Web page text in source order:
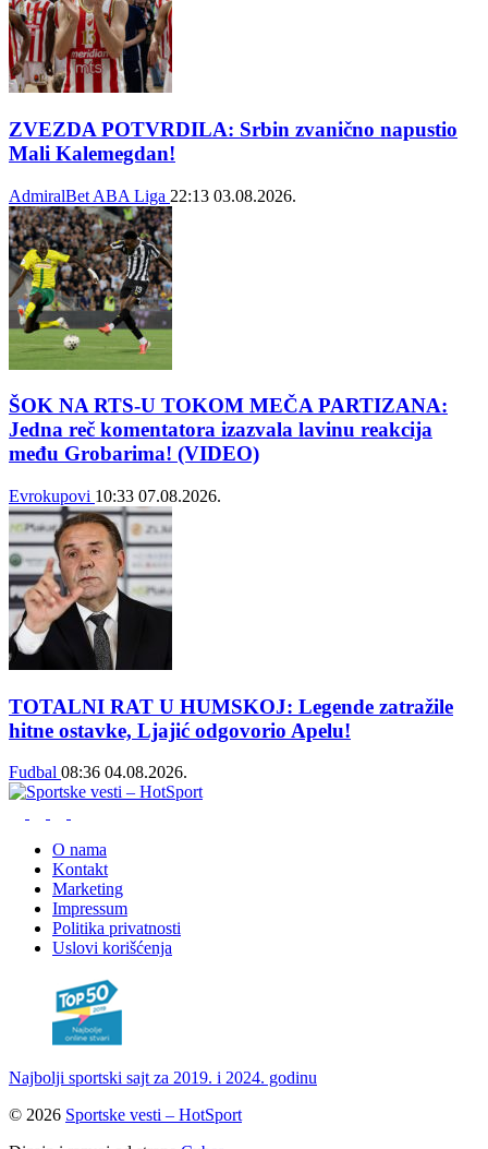
ZVEZDA POTVRDILA: Srbin zvanično napustio
Mali Kalemegdan!
AdmiralBet ABA Liga 22:13 03.08.2026.
ŠOK NA RTS-U TOKOM MEČA PARTIZANA:
Jedna reč komentatora izazvala lavinu reakcija
među Grobarima! (VIDEO)
Evrokupovi 10:33 07.08.2026.
TOTALNI RAT U HUMSKOJ: Legende zatražile
hitne ostavke, Ljajić odgovorio Apelu!
Fudbal 08:36 04.08.2026.
O nama
Kontakt
Marketing
Impressum
Politika privatnosti
Uslovi korišćenja
Najbolji sportski sajt za 2019. i 2024. godinu
© 2026 Sportske vesti – HotSport